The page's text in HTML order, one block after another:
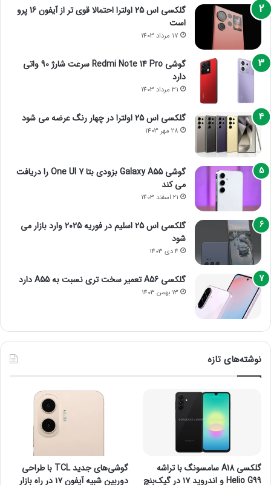
گلکسی اس 25 اولترا احتمالا قوی تر از آیفون 16 پرو
است
17 مرداد 1403
گوشی Redmi Note 14 Pro سرعت شارژ 90 واتی
دارد
31 مرداد 1403
گلکسی اس 25 اولترا در چهار رنگ عرضه می شود
28 مهر 1403
گوشی Galaxy A55 بزودی بتا One UI 7 را دریافت
می کند
21 اسفند 1403
گلکسی اس 25 اسلیم در فوریه 2025 وارد بازار می
شود
4 دی 1403
گلکسی A56 تعمیر سخت تری نسبت به A55 دارد
13 بهمن 1403
نوشته‌های تازه
گلکسی A18 سامسونگ با تراشه
Helio G99 و اندروید ۱۷ در گیک‌بنچ
گوشی‌های جدید TCL با طراحی
دوربین شبیه آیفون ۱۷ در راه بازار